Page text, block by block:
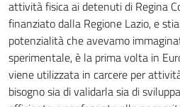
attività fisica ai detenuti di Regina
finanziato dalla Regione Lazio, e
potenzialità che avevamo
sperimentale, è la prima volta in
viene utilizzata in carcere per
bisogno sia di validarla sia di